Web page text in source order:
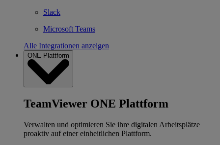
Slack
Microsoft Teams
Alle Integrationen anzeigen
ONE Plattform
TeamViewer ONE Plattform
Verwalten und optimieren Sie ihre digitalen Arbeitsplätze
proaktiv auf einer einheitlichen Plattform.